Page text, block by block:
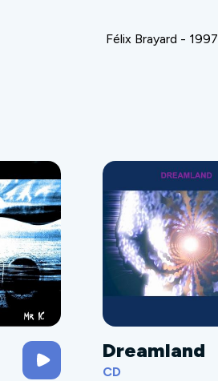
Félix Brayard - 1997
Dreamland
CD